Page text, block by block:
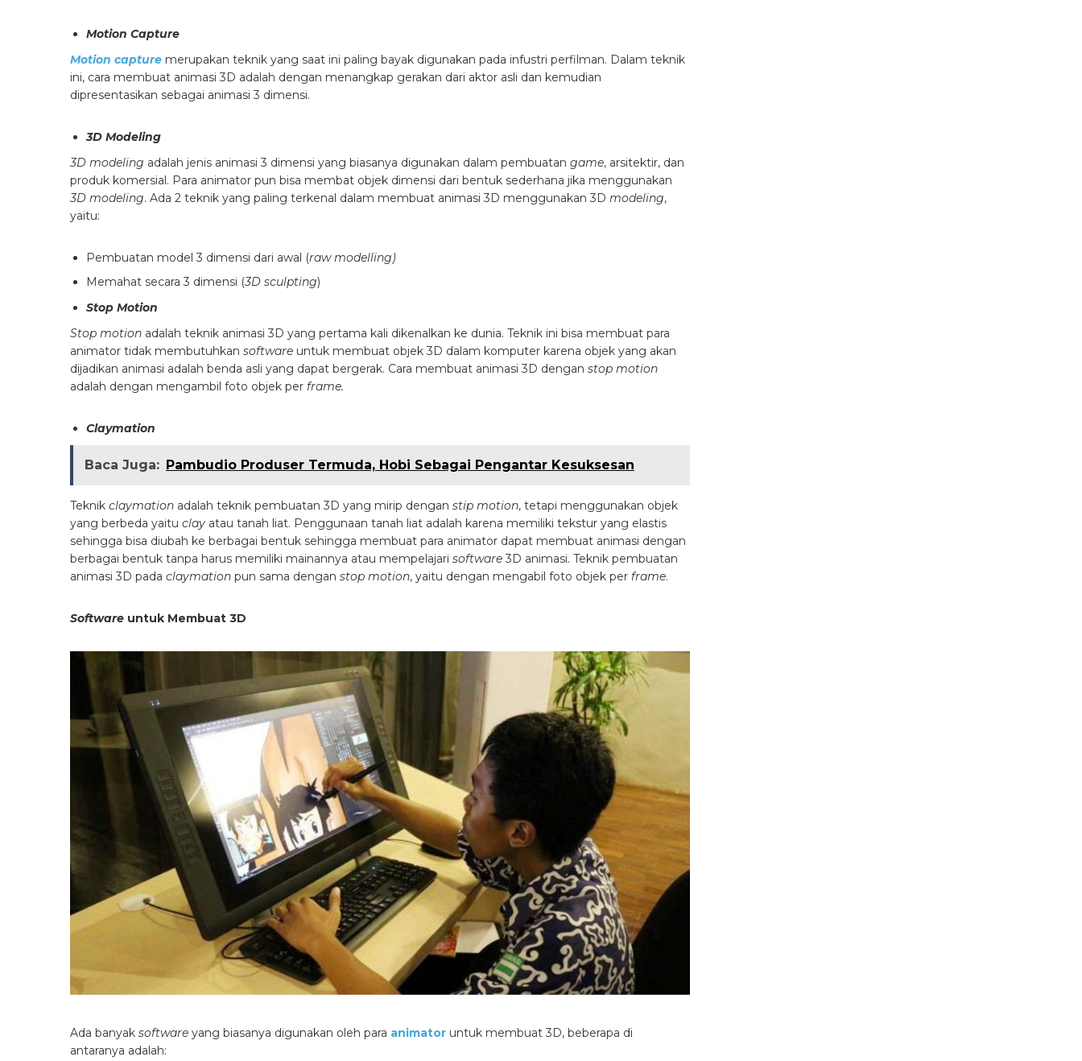
Motion Capture
Motion capture merupakan teknik yang saat ini paling bayak digunakan pada infustri perfilman. Dalam teknik
ini, cara membuat animasi 3D adalah dengan menangkap gerakan dari aktor asli dan kemudian
dipresentasikan sebagai animasi 3 dimensi.
3D Modeling
3D modeling adalah jenis animasi 3 dimensi yang biasanya digunakan dalam pembuatan game, arsitektir, dan
produk komersial. Para animator pun bisa membat objek dimensi dari bentuk sederhana jika menggunakan
3D modeling. Ada 2 teknik yang paling terkenal dalam membuat animasi 3D menggunakan 3D modeling,
yaitu:
Pembuatan model 3 dimensi dari awal (raw modelling)
Memahat secara 3 dimensi (3D sculpting)
Stop Motion
Stop motion adalah teknik animasi 3D yang pertama kali dikenalkan ke dunia. Teknik ini bisa membuat para
animator tidak membutuhkan software untuk membuat objek 3D dalam komputer karena objek yang akan
dijadikan animasi adalah benda asli yang dapat bergerak. Cara membuat animasi 3D dengan stop motion
adalah dengan mengambil foto objek per frame.
Claymation
Baca Juga: Pambudio Produser Termuda, Hobi Sebagai Pengantar Kesuksesan
Teknik claymation adalah teknik pembuatan 3D yang mirip dengan stip motion, tetapi menggunakan objek
yang berbeda yaitu clay atau tanah liat. Penggunaan tanah liat adalah karena memiliki tekstur yang elastis
sehingga bisa diubah ke berbagai bentuk sehingga membuat para animator dapat membuat animasi dengan
berbagai bentuk tanpa harus memiliki mainannya atau mempelajari software 3D animasi. Teknik pembuatan
animasi 3D pada claymation pun sama dengan stop motion, yaitu dengan mengabil foto objek per frame.
Software untuk Membuat 3D
Ada banyak software yang biasanya digunakan oleh para animator untuk membuat 3D, beberapa di
antaranya adalah: